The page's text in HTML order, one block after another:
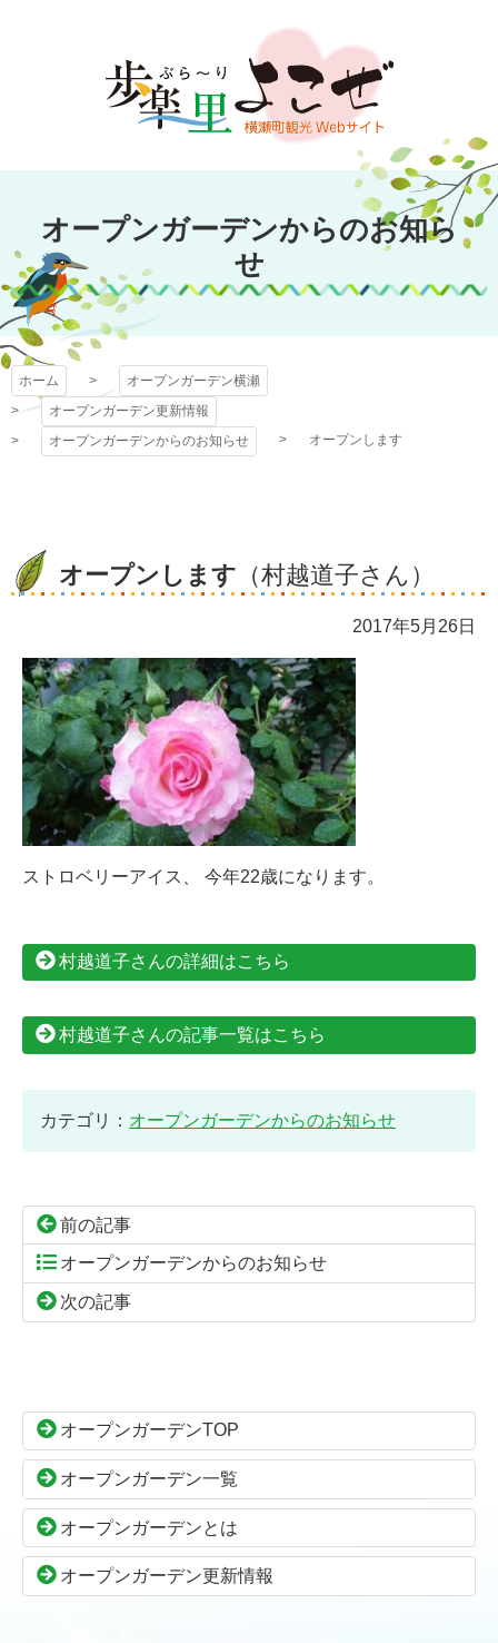
文
キ
プ
オープンガーデン
横瀬
オープンガーデンからのお知ら
せ
ホーム
オープンガーデン横瀬
オープンガーデン更新情報
オープンガーデンからのお知らせ
オープンします
オープンします （村越道子さん）
2017年5月26日
ストロベリーアイス、 今年22歳になります。
村越道子さんの詳細はこちら
村越道子さんの記事一覧はこちら
カテゴリ： オープンガーデンからのお知らせ
前の記事
オープンガーデンからのお知らせ
次の記事
ン
本
文
先
へ
の
頭
へ
る
オープンガーデンTOP
オープンガーデン一覧
オープンガーデンとは
オープンガーデン更新情報